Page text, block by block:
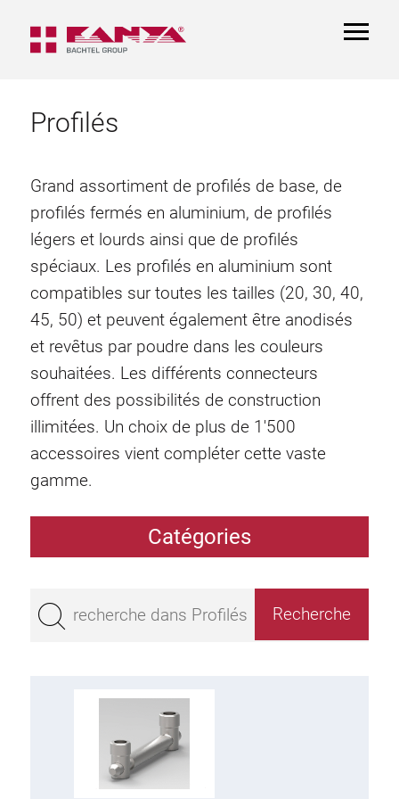
Profilés
Grand assortiment de profilés de base, de
profilés fermés en aluminium, de profilés
légers et lourds ainsi que de profilés
spéciaux. Les profilés en aluminium sont
compatibles sur toutes les tailles (20, 30, 40,
45, 50) et peuvent également être anodisés
et revêtus par poudre dans les couleurs
souhaitées. Les différents connecteurs
offrent des possibilités de construction
illimitées. Un choix de plus de 1'500
accessoires vient compléter cette vaste
gamme.
Catégories
Bestseller
Profilés base 40
Profilés base 30
Profilés base 20